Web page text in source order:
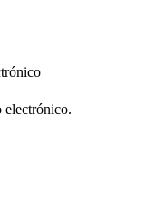
electrónico.